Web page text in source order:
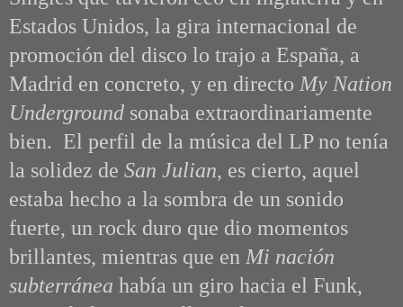
Estados Unidos, la gira internacional de
promoción del disco lo trajo a España, a
Madrid en concreto, y en directo My Nation
Underground sonaba extraordinariamente
bien. El perfil de la música del LP no tenía
la solidez de San Julian, es cierto, aquel
estaba hecho a la sombra de un sonido
fuerte, un rock duro que dio momentos
brillantes, mientras que en Mi nación
subterránea había un giro hacia el Funk,